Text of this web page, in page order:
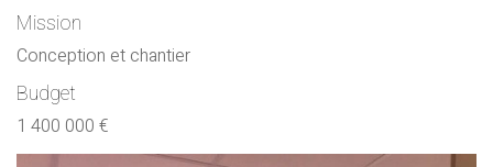
Mission
Conception et chantier
Budget
1 400 000 €